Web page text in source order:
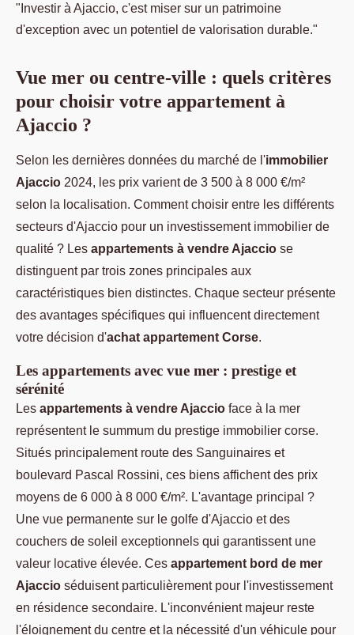
"Investir à Ajaccio, c'est miser sur un patrimoine
d'exception avec un potentiel de valorisation durable."
Vue mer ou centre-ville : quels critères
pour choisir votre appartement à
Ajaccio ?
Selon les dernières données du marché de l'immobilier
Ajaccio 2024, les prix varient de 3 500 à 8 000 €/m²
selon la localisation. Comment choisir entre les différents
secteurs d'Ajaccio pour un investissement immobilier de
qualité ? Les appartements à vendre Ajaccio se
distinguent par trois zones principales aux
caractéristiques bien distinctes. Chaque secteur présente
des avantages spécifiques qui influencent directement
votre décision d'achat appartement Corse.
Les appartements avec vue mer : prestige et
sérénité
Les appartements à vendre Ajaccio face à la mer
représentent le summum du prestige immobilier corse.
Situés principalement route des Sanguinaires et
boulevard Pascal Rossini, ces biens affichent des prix
moyens de 6 000 à 8 000 €/m². L'avantage principal ?
Une vue permanente sur le golfe d'Ajaccio et des
couchers de soleil exceptionnels qui garantissent une
valeur locative élevée. Ces appartement bord de mer
Ajaccio séduisent particulièrement pour l'investissement
en résidence secondaire. L'inconvénient majeur reste
l'éloignement du centre et la nécessité d'un véhicule pour